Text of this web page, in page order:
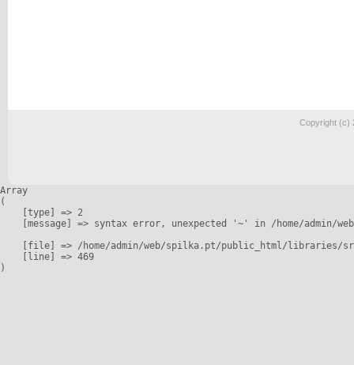
Copyright (c)
Array
(
    [type] => 2
[message] => syntax error, unexpected '~' in /home/admin/
[file] => /home/admin/web/spilka.pt/public_html/libraries/
    [line] => 469